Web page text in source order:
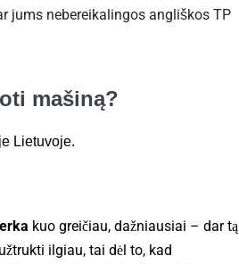
jums nebereikalingos angliškos TP
mašiną?
Lietuvoje.
kuo greičiau, dažniausiai – dar tą
ilgiau, tai dėl to, kad